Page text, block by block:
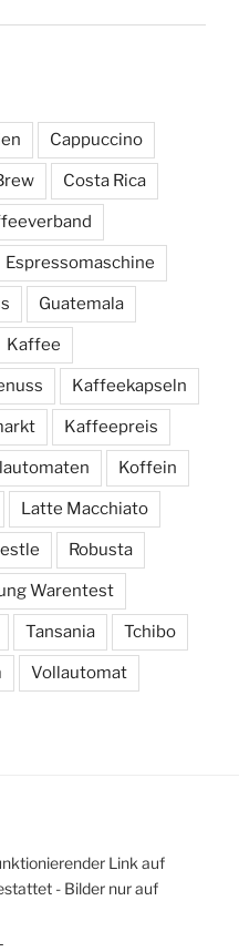
Cappuccino
Costa Rica
Espressomaschine
Guatemala
Kaffee
Kaffeekapseln
Kaffeepreis
Koffein
Latte Macchiato
Robusta
Warentest
Tansania Tchibo
Vollautomat
Link auf
- Bilder nur auf